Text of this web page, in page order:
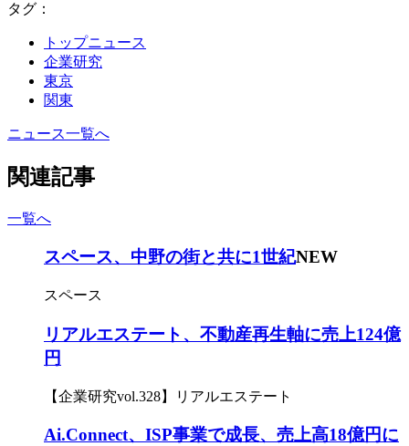
タグ：
トップニュース
企業研究
東京
関東
ニュース一覧へ
関連記事
一覧へ
スペース、中野の街と共に1世紀NEW
スペース
リアルエステート、不動産再生軸に売上124億
円
【企業研究vol.328】リアルエステート
Ai.Connect、ISP事業で成長、売上高18億円に